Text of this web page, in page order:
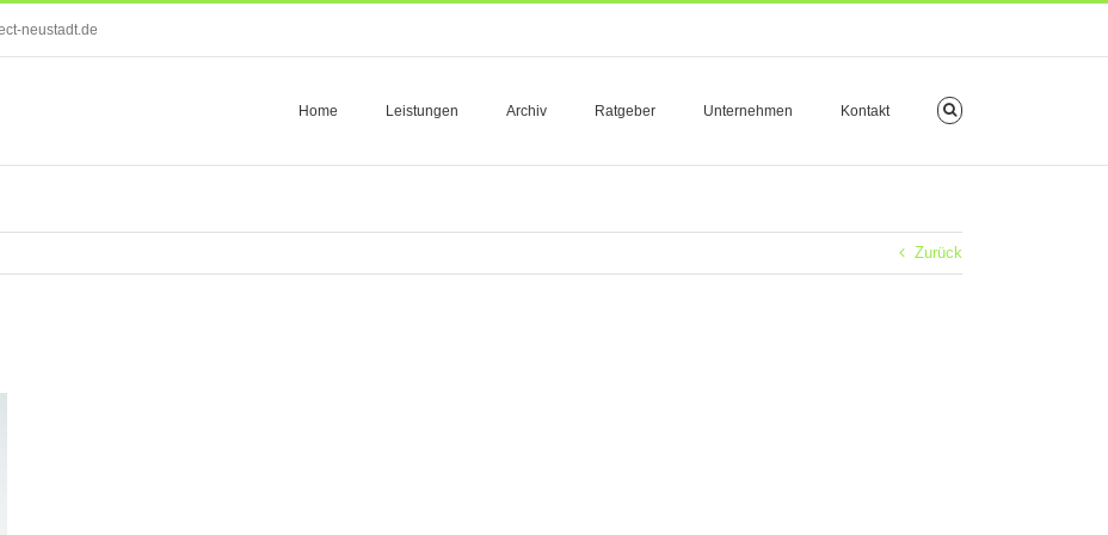
neustadt.de
Home Leistungen Archiv Ratgeber Unternehmen Kontakt
Zurück